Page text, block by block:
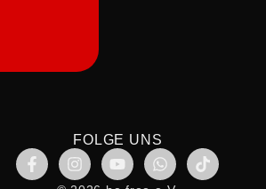
FOLGE UNS